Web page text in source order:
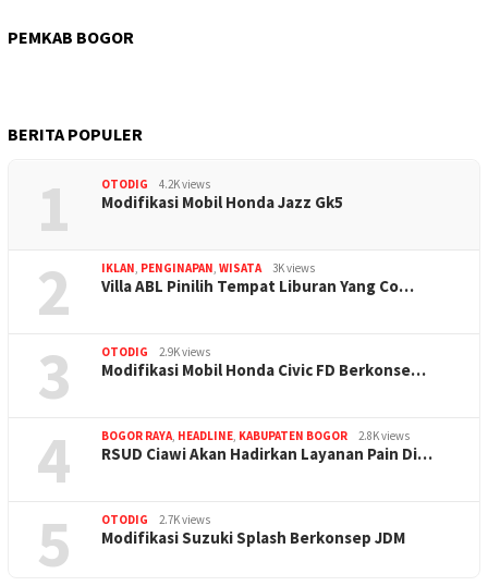
PEMKAB BOGOR
BERITA POPULER
1 OTODIG 4.2K views
Modifikasi Mobil Honda Jazz Gk5
2 IKLAN, PENGINAPAN, WISATA 3K views
Villa ABL Pinilih Tempat Liburan Yang Co…
3 OTODIG 2.9K views
Modifikasi Mobil Honda Civic FD Berkonse…
4 BOGOR RAYA, HEADLINE, KABUPATEN BOGOR 2.8K views
RSUD Ciawi Akan Hadirkan Layanan Pain Di…
5 OTODIG 2.7K views
Modifikasi Suzuki Splash Berkonsep JDM